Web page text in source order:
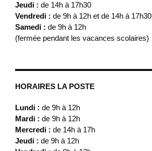
Jeudi : de 14h à 17h30
Vendredi : de 9h à 12h et de 14h à 17h30
Samedi : de 9h à 12h
(fermée pendant les vacances scolaires)
HORAIRES LA POSTE
Lundi : de 9h à 12h
Mardi : de 9h à 12h
Mercredi : de 14h à 17h
Jeudi : de 9h à 12h